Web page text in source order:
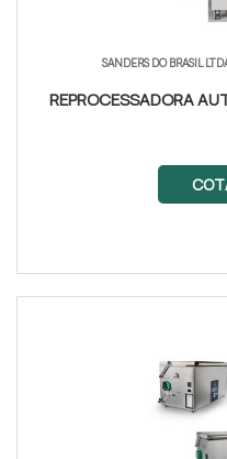
SANDERS DO BRASIL
REPROCESSADORA